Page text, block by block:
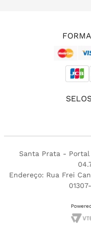
Santa Prata -
Endereço: Rua Frei